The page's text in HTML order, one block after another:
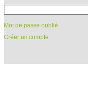
Mot de passe oublié
Créer un compte